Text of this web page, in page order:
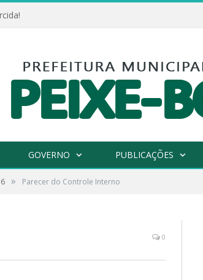
GOVERNO PUBLICAÇÕES
» Parecer do Controle Interno
0